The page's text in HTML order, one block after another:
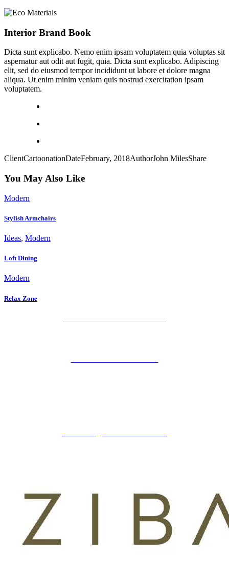
Interior Brand Book
Dicta sunt explicabo. Nemo enim ipsam voluptatem quia voluptas sit
aspernatur aut odit aut fugit, quia. Dicta sunt explicabo. Adipiscing
elit, sed do eiusmod tempor incididunt ut labore et dolore magna
aliqua. Ut enim minim veniam quis nostrud exercitation ipsam
voluptatem.
ClientCartoonationDateFebruary, 2018AuthorJohn MilesShare
You May Also Like
Modern
Stylish Armchairs
Ideas, Modern
Loft Dining
Modern
Relax Zone